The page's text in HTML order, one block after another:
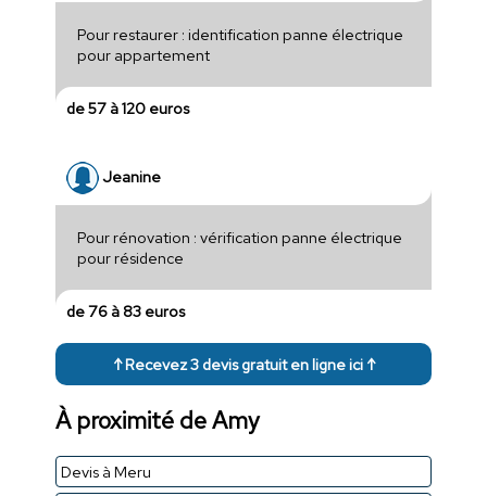
Pour restaurer : identification panne électrique
pour appartement
de 57 à 120 euros
Jeanine
Pour rénovation : vérification panne électrique
pour résidence
de 76 à 83 euros
↑ Recevez 3 devis gratuit en ligne ici ↑
À proximité de Amy
Devis à Meru